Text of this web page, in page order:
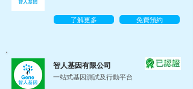
了解更多 免費預約
智人基因有限公司
一站式基因測試及行動平台